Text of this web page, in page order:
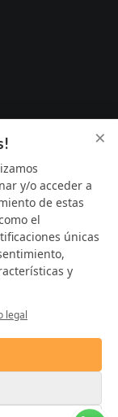
×
y/o acceder a
de estas
el
únicas
y
legal